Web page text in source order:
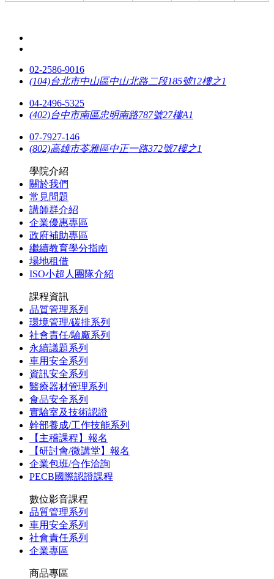
02-2586-9016
(104)台北市中山區中山北路二段185號12樓之1
04-2496-5325
(402)台中市南區忠明南路787號27樓A1
07-7927-146
(802)高雄市苓雅區中正一路372號7樓之1
學院介紹
關於我們
常見問題
講師群介紹
企業優惠專區
政府補助專區
繼續教育學分指南
場地租借
ISO小超人團隊介紹
課程資訊
品質管理系列
環境管理/碳排系列
社會責任/驗廠系列
永續議題系列
車用安全系列
資訊安全系列
醫療器材管理系列
食品安全系列
實驗室及技術認證
幹部養成/工作技能系列
【主稽課程】報名
【研討會/微講堂】報名
企業包班/合作洽詢
PECB國際認證課程
數位影音課程
品質管理系列
車用安全系列
社會責任系列
企業專區
商品專區